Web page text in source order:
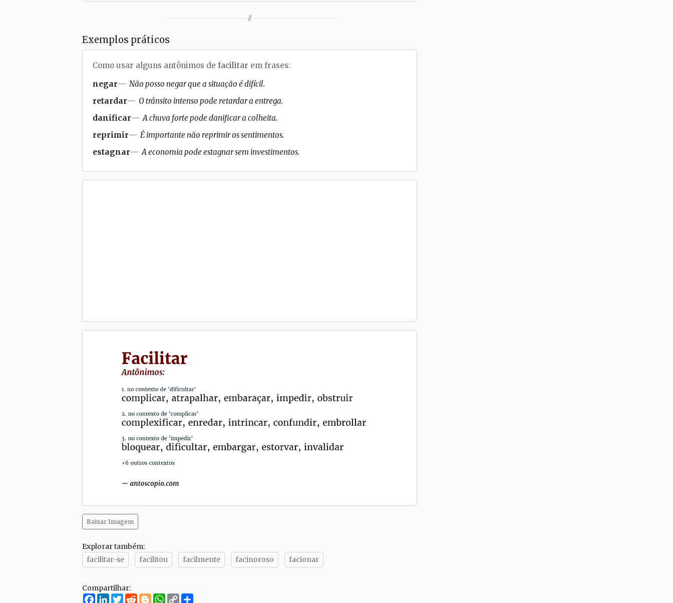
//
Exemplos práticos
Como usar alguns antônimos de facilitar em frases:
negar
Não posso negar que a situação é difícil.
retardar
O trânsito intenso pode retardar a entrega.
danificar
A chuva forte pode danificar a colheita.
reprimir
É importante não reprimir os sentimentos.
estagnar
A economia pode estagnar sem investimentos.
Baixar Imagem
Explorar também:
facilitar-se
facilitou facilmente facinoroso facionar
Compartilhar:
Facebook
LinkedIn
Twitter
RedditBloggerWhatsApp
Copy